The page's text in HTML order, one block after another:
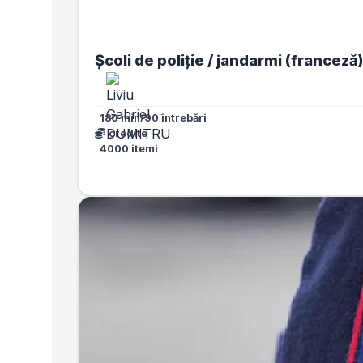
Școli de poliție / jandarmi (franceză)
180 min/90 întrebări
credite
4000 itemi